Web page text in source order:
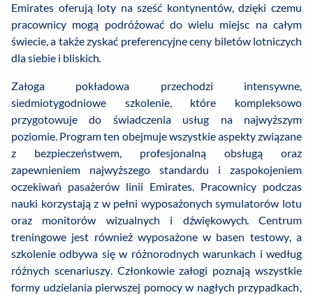
Emirates oferują loty na sześć kontynentów, dzięki czemu
pracownicy mogą podróżować do wielu miejsc na całym
świecie, a także zyskać preferencyjne ceny biletów lotniczych
dla siebie i bliskich.
Załoga pokładowa przechodzi intensywne,
siedmiotygodniowe szkolenie, które kompleksowo
przygotowuje do świadczenia usług na najwyższym
poziomie. Program ten obejmuje wszystkie aspekty związane
z bezpieczeństwem, profesjonalną obsługą oraz
zapewnieniem najwyższego standardu i zaspokojeniem
oczekiwań pasażerów linii Emirates. Pracownicy podczas
nauki korzystają z w pełni wyposażonych symulatorów lotu
oraz monitorów wizualnych i dźwiękowych. Centrum
treningowe jest również wyposażone w basen testowy, a
szkolenie odbywa się w różnorodnych warunkach i według
różnych scenariuszy. Członkowie załogi poznają wszystkie
formy udzielania pierwszej pomocy w nagłych przypadkach,